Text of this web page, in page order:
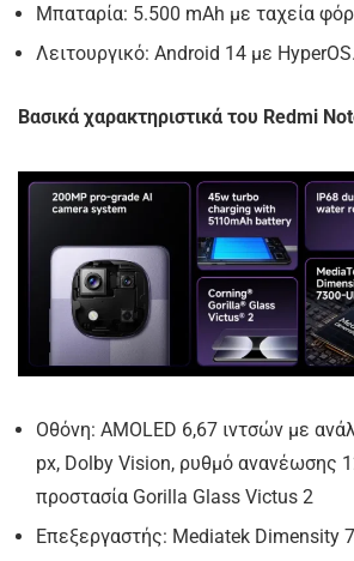
Μπαταρία: 5.500 mAh με ταχεία
Λειτουργικό: Android 14 με HyperOS.
Βασικά χαρακτηριστικά του Redmi
Οθόνη: AMOLED 6,67 ιντσών με
px, Dolby Vision, ρυθμό ανανέωσης
προστασία Gorilla Glass Victus 2
Επεξεργαστής: Mediatek Dimensity